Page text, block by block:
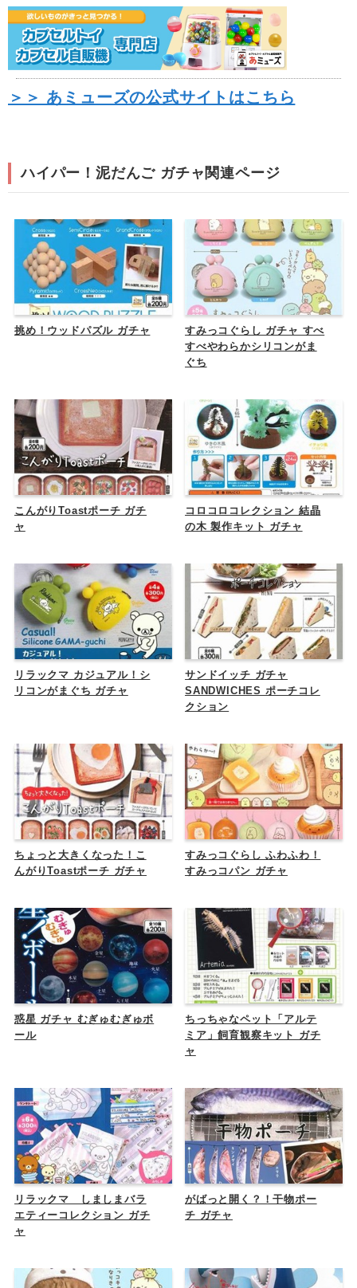
＞＞ あミューズの公式サイトはこちら
ハイパー！泥だんご ガチャ関連ページ
挑め！ウッドパズル ガチャ
すみっコぐらし ガチャ すべ
すべやわらかシリコンがま
ぐち
こんがりToastポーチ ガチ
ャ
コロコロコレクション 結晶
の木 製作キット ガチャ
リラックマ カジュアル！シ
リコンがまぐち ガチャ
サンドイッチ ガチャ
SANDWICHES ポーチコレ
クション
ちょっと大きくなった！こ
んがりToastポーチ ガチャ
すみっコぐらし ふわふわ！
すみっコパン ガチャ
惑星 ガチャ むぎゅむぎゅボ
ール
ちっちゃなペット「アルテ
ミア」飼育観察キット ガチ
ャ
リラックマ しましまバラ
エティーコレクション ガチ
ャ
がばっと開く？！干物ポー
チ ガチャ